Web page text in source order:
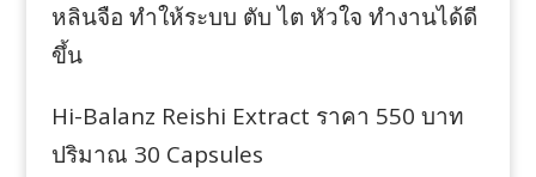
หลินจือ ทำให้ระบบ ตับ ไต หัวใจ ทำงานได้ดี
ขึ้น
Hi-Balanz Reishi Extract ราคา 550 บาท
ปริมาณ 30 Capsules